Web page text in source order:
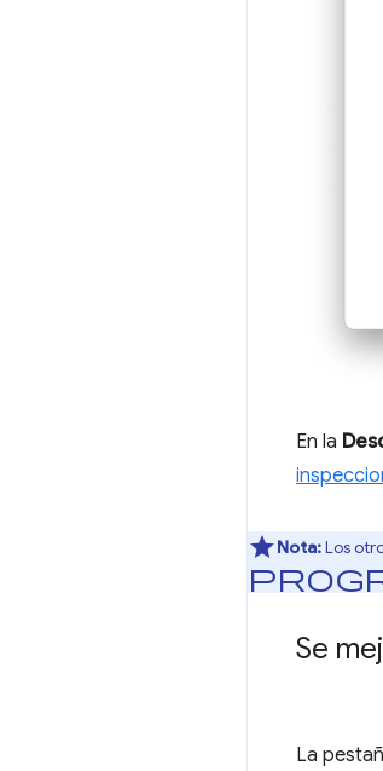
En la
Nota:Los
Se
La